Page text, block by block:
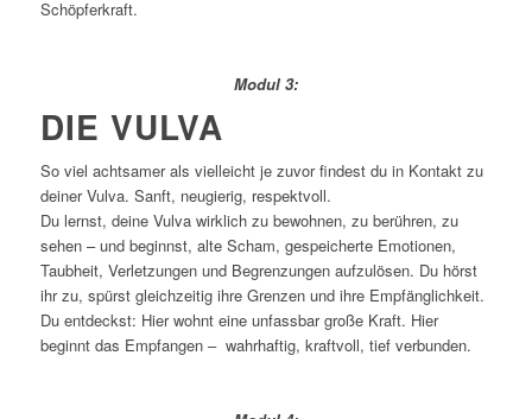
Schöpferkraft.
Modul 3:
DIE VULVA
So viel achtsamer als vielleicht je zuvor findest du in Kontakt zu
deiner Vulva. Sanft, neugierig, respektvoll.
Du lernst, deine Vulva wirklich zu bewohnen, zu berühren, zu
sehen – und beginnst, alte Scham, gespeicherte Emotionen,
Taubheit, Verletzungen und Begrenzungen aufzulösen. Du hörst
ihr zu, spürst gleichzeitig ihre Grenzen und ihre Empfänglichkeit.
Du entdeckst: Hier wohnt eine unfassbar große Kraft. Hier
beginnt das Empfangen – wahrhaftig, kraftvoll, tief verbunden.